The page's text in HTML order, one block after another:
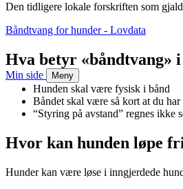
Min side Meny
Den tidligere lokale forskriften som
Båndtvang for hunder - Lovdata
Hva betyr «båndtvang»
Hunden skal være fysisk i bånd
Båndet skal være så kort at du
“Styring på avstand” regnes ikke
Hvor kan hunden løpe
Hunder kan være løse i inngjerdede